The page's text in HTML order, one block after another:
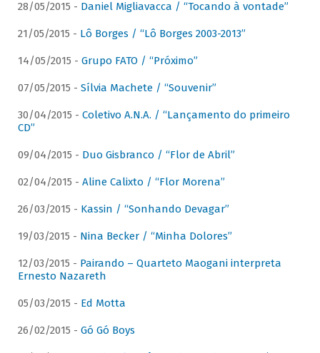
28/05/2015 - Daniel Migliavacca / “Tocando à vontade”
21/05/2015 - Lô Borges / “Lô Borges 2003-2013”
14/05/2015 - Grupo FATO / “Próximo”
07/05/2015 - Sílvia Machete / “Souvenir”
30/04/2015 - Coletivo A.N.A. / “Lançamento do primeiro
CD”
09/04/2015 - Duo Gisbranco / “Flor de Abril”
02/04/2015 - Aline Calixto / “Flor Morena”
26/03/2015 - Kassin / “Sonhando Devagar”
19/03/2015 - Nina Becker / “Minha Dolores”
12/03/2015 - Pairando – Quarteto Maogani interpreta
Ernesto Nazareth
05/03/2015 - Ed Motta
26/02/2015 - Gó Gó Boys